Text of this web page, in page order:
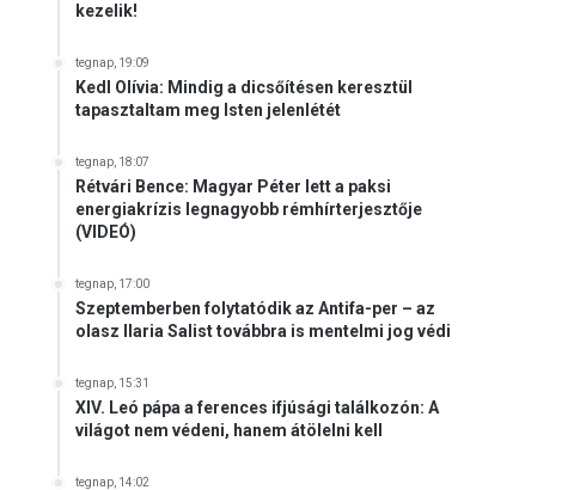
kezelik!
tegnap, 19:09
Kedl Olívia: Mindig a dicsőítésen keresztül
tapasztaltam meg Isten jelenlétét
tegnap, 18:07
Rétvári Bence: Magyar Péter lett a paksi
energiakrízis legnagyobb rémhírterjesztője
(VIDEÓ)
tegnap, 17:00
Szeptemberben folytatódik az Antifa-per – az
olasz Ilaria Salist továbbra is mentelmi jog védi
tegnap, 15:31
XIV. Leó pápa a ferences ifjúsági találkozón: A
világot nem védeni, hanem átölelni kell
tegnap, 14:02